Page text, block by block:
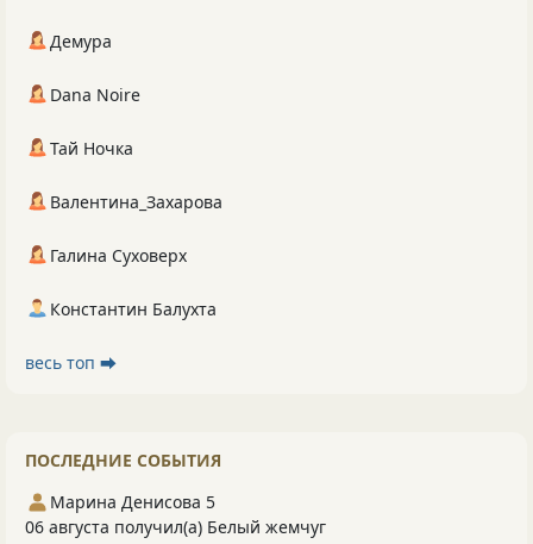
Демура
Dana Noire
Тай Ночка
Валентина_Захарова
Галина Суховерх
Константин Балухта
весь топ ⮕
ПОСЛЕДНИЕ СОБЫТИЯ
Марина Денисова 5
06 августа получил(а) Белый жемчуг